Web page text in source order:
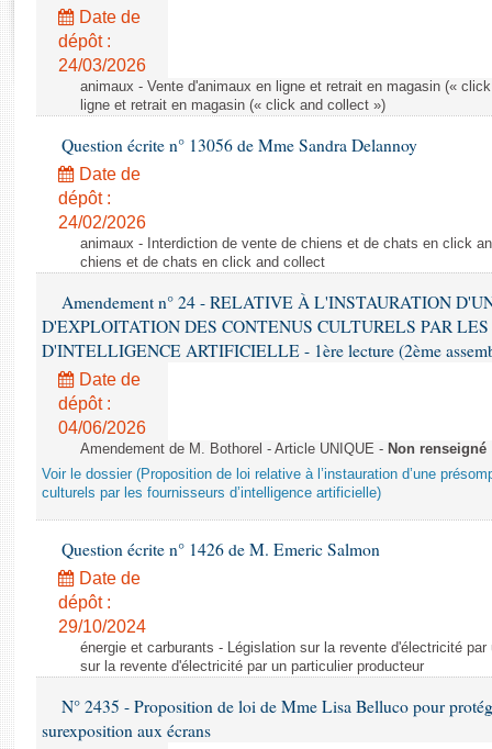
Rapports législatifs
Rapports sur l'application des lois
Baromètre de l’application des lois
Dossiers législatifs
Budget et sécurité sociale
Questions écrites et orales
Comptes rendus des débats
Date de
dépôt :
24/03/2026
animaux - Vente d'animaux en ligne et retrait en magasin («
ligne et retrait en magasin (« click and collect »)
Question écrite n° 13056 de Mme Sandra Delannoy
Date de
dépôt :
24/02/2026
animaux - Interdiction de vente de chiens et de chats en click
chiens et de chats en click and collect
Amendement n° 24 - RELATIVE À L'INSTAURATION
D'EXPLOITATION DES CONTENUS CULTURELS PAR LES
D'INTELLIGENCE ARTIFICIELLE - 1ère lecture (2ème
Date de
dépôt :
04/06/2026
Amendement de M. Bothorel - Article UNIQUE - Non renseigné
Voir le dossier (Proposition de loi relative à l’instauration d’une
culturels par les fournisseurs d’intelligence artificielle)
Question écrite n° 1426 de M. Emeric Salmon
Date de
dépôt :
29/10/2024
énergie et carburants - Législation sur la revente d'électricité
sur la revente d'électricité par un particulier producteur
N° 2435 - Proposition de loi de Mme Lisa Belluco pour
surexposition aux écrans